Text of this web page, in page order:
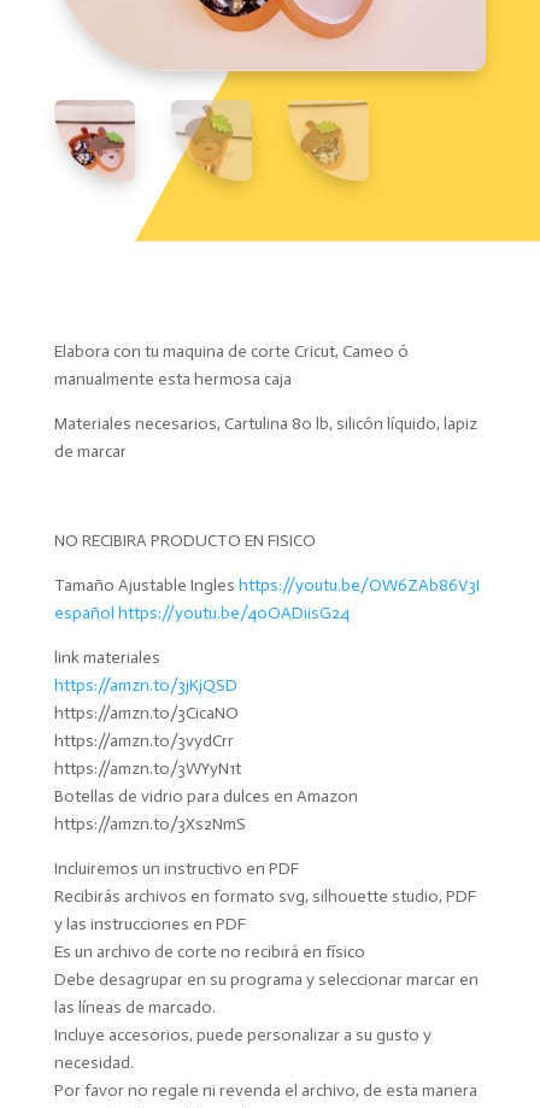
Elabora con tu maquina de corte Cricut, Cameo ó
manualmente esta hermosa caja
Materiales necesarios, Cartulina 80 lb, silicón líquido, lapiz
de marcar
NO RECIBIRA PRODUCTO EN FISICO
Tamaño Ajustable Ingles https://youtu.be/OW6ZAb86V3I
español https://youtu.be/40OADiisG24
link materiales
https://amzn.to/3jKjQSD
https://amzn.to/3CicaNO
https://amzn.to/3vydCrr
https://amzn.to/3WYyN1t
Botellas de vidrio para dulces en Amazon
https://amzn.to/3Xs2NmS
Incluiremos un instructivo en PDF
Recibirás archivos en formato svg, silhouette studio, PDF
y las instrucciones en PDF
Es un archivo de corte no recibirá en físico
Debe desagrupar en su programa y seleccionar marcar en
las líneas de marcado.
Incluye accesorios, puede personalizar a su gusto y
necesidad.
Por favor no regale ni revenda el archivo, de esta manera